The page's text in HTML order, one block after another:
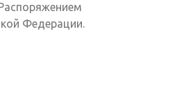
Федерации.